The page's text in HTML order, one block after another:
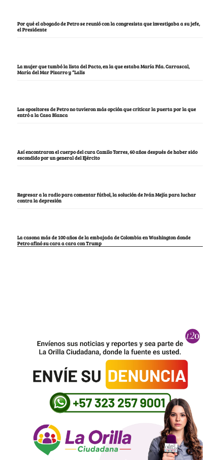
Por qué el abogado de Petro se reunió con la congresista que investigaba a su jefe,
el Presidente
La mujer que tumbó la lista del Pacto, en la que estaba María Fda. Carrascal,
María del Mar Pizarro y “Lalis
Los opositores de Petro no tuvieron más opción que criticar la puerta por la que
entró a la Casa Blanca
Así encontraron el cuerpo del cura Camilo Torres, 60 años después de haber sido
escondido por un general del Ejército
Regresar a la radio para comentar fútbol, la solución de Iván Mejía para luchar
contra la depresión
La casona más de 100 años de la embajada de Colombia en Washington donde
Petro afinó su cara a cara con Trump